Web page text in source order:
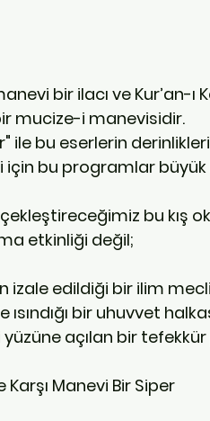
bir ilacı ve Kur’an-ı
mucize-i manevisidir.
bu programlar büyük
bu kış
etkinliği değil;
izale edildiği bir ilim
bir uhuvvet
açılan bir
Karşı Manevi Bir Siper